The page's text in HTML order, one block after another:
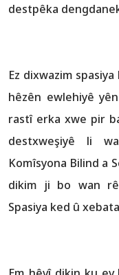
destpêka
Ez dixwazim
hêzên ewlehiyê
rastî erka xwe pir
destxweşiyê li
Komîsyona Bilind a
dikim ji bo wan
Spasiya ked û